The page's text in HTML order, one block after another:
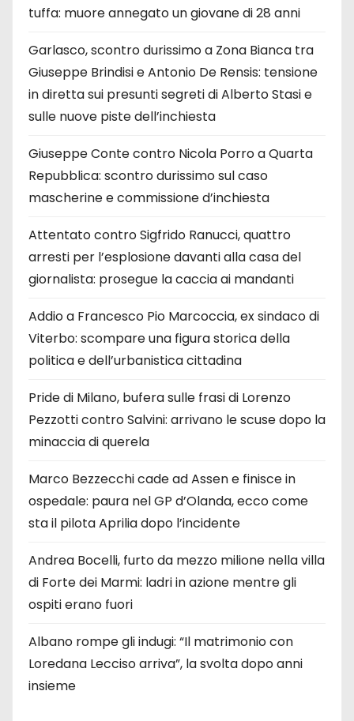
tuffa: muore annegato un giovane di 28 anni
Garlasco, scontro durissimo a Zona Bianca tra
Giuseppe Brindisi e Antonio De Rensis: tensione
in diretta sui presunti segreti di Alberto Stasi e
sulle nuove piste dell’inchiesta
Giuseppe Conte contro Nicola Porro a Quarta
Repubblica: scontro durissimo sul caso
mascherine e commissione d’inchiesta
Attentato contro Sigfrido Ranucci, quattro
arresti per l’esplosione davanti alla casa del
giornalista: prosegue la caccia ai mandanti
Addio a Francesco Pio Marcoccia, ex sindaco di
Viterbo: scompare una figura storica della
politica e dell’urbanistica cittadina
Pride di Milano, bufera sulle frasi di Lorenzo
Pezzotti contro Salvini: arrivano le scuse dopo la
minaccia di querela
Marco Bezzecchi cade ad Assen e finisce in
ospedale: paura nel GP d’Olanda, ecco come
sta il pilota Aprilia dopo l’incidente
Andrea Bocelli, furto da mezzo milione nella villa
di Forte dei Marmi: ladri in azione mentre gli
ospiti erano fuori
Albano rompe gli indugi: “Il matrimonio con
Loredana Lecciso arriva”, la svolta dopo anni
insieme